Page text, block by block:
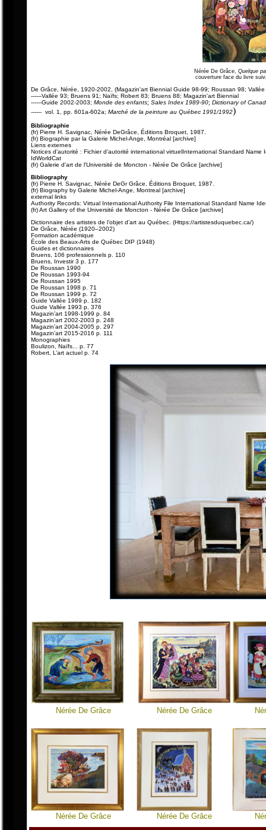
Nérée De Grâce, Quelque
couverture face du livre
De Grâce, Nérée, 1920-2002, (Magazin'art Biennial Guide 98-99; Roussan 98; Vallée
------Vallée 93; Bruens 91; Naïfs; Robert 83; Bruens 88; Magazin'art Biennial
------Guide 2002-2003; Monde des enfants; Sales Index 1989-90; Dictionary of
------ vol. 1, pp. 601a-602a; Marché de la peinture au Québec 1991/1992)
Bibliographie
(fr) Pierre H. Savignac, Nérée DeGrâce, Éditions Broquet, 1987.
(fr) Biographie par la Galerie Michel-Ange, Montréal [archive]
Liens externes
Notices d'autorité : Fichier d’autorité international virtuelInternational Standard
IdWorldCat
(fr) Galerie d'art de l'Université de Moncton - Nérée De Grâce [archive]
Bibliography
(fr) Pierre H. Savignac, Nérée DeGr Grâce, Éditions Broquet, 1987.
(fr) Biography by Galerie Michel-Ange, Montreal [archive]
external links
Authority Records: Virtual International Authority File International Standard Name
(fr) Art Gallery of the Université de Moncton - Nérée De Grâce [archive]
Dictionnaire des artistes de l’objet d’art au Québec. (Https://artistesduquebec.ca/)
De Grâce, Nérée (1920–2002)
Formation académique
École des Beaux-Arts de Québec DIP (1948)
Guides et dictionnaires
Bruens, 106 professionnels p. 110
Bruens, Investir 3 p. 177
De Roussan 1990
De Roussan 1993-94
De Roussan 1995
De Roussan 1998 p. 71
De Roussan 1999 p. 72
Guide Vallée 1989 p. 182
Guide Vallée 1993 p. 376
Magazin’art 1998-1999 p. 84
Magazin’art 2002-2003 p. 248
Magazin’art 2004-2005 p. 297
Magazin’art 2015-2016 p. 111
Monographies
Boulizon, Naïfs... p. 77
Robert, L’art actuel p. 74
Nérée De Grâce Nérée De Grâce
Nérée De Grâce Nérée De Grâce